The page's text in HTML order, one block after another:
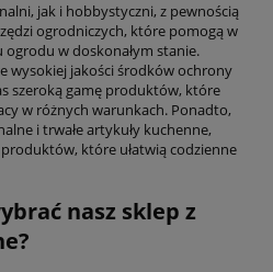
jak i hobbystyczni, z pewnością
ogrodniczych, które pomogą w
w doskonałym stanie.
wysokiej jakości środków ochrony
szeroką gamę produktów, które
w różnych warunkach. Ponadto,
i trwałe artykuły kuchenne,
które ułatwią codzienne
nasz sklep z